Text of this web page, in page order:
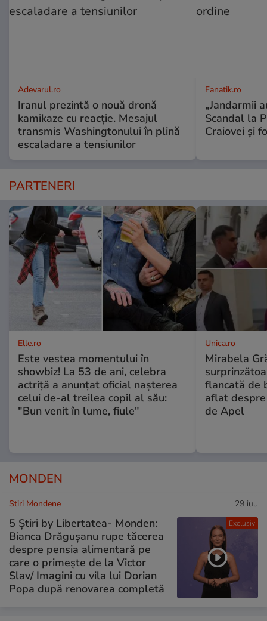
Adevarul.ro
Iranul prezintă o nouă dronă
kamikaze cu reacție. Mesajul
transmis Washingtonului în plină
escaladare a tensiunilor
Fanatik.ro
„Jandarmii
Scandal la
Craiovei și
PARTENERI
Elle.ro
Este vestea momentului în
showbiz! La 53 de ani, celebra
actriță a anunțat oficial nașterea
celui de-al treilea copil al său:
"Bun venit în lume, fiule"
Unica.ro
Mirabela
flancată de
aflat
de Apel
MONDEN
Exclusiv
Stiri Mondene 29 iul.
5 Știri by Libertatea- Monden:
Bianca Drăgușanu rupe tăcerea
despre pensia alimentară pe
care o primește de la Victor
Slav/ Imagini cu vila lui Dorian
Popa după renovarea completă